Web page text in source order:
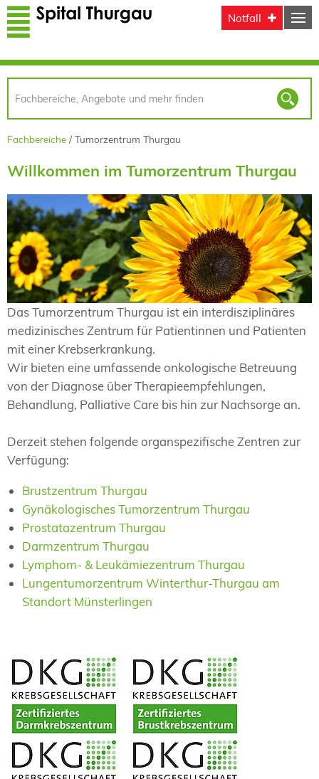
Direkt zum Inhalt
Notfall
Fachbereiche Tumorzentrum Thurgau
Willkommen im Tumorzentrum Thurgau
Das Tumorzentrum Thurgau ist ein interdisziplinäres
medizinisches Zentrum für Patientinnen und Patienten
mit einer Krebserkrankung.
Wir bieten eine umfassende onkologische Betreuung
von der Diagnose über Therapieempfehlungen,
Behandlung, Palliative Care bis hin zur Nachsorge an.
Derzeit stehen folgende organspezifische Zentren zur
Verfügung:
Brustzentrum Thurgau
Gynäkologisches Tumorzentrum Thurgau
Prostatazentrum Thurgau
Darmzentrum Thurgau
Lymphom- & Leukämiezentrum Thurgau
Lungentumorzentrum Winterthur-Thurgau am
Standort Münsterlingen